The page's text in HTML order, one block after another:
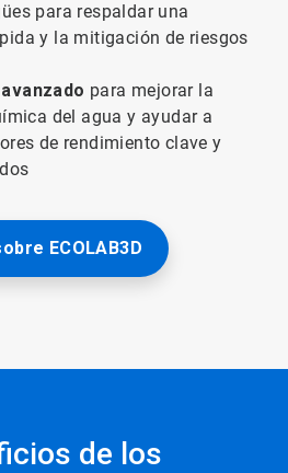
para respaldar una
y la mitigación de riesgos
para mejorar la
del agua y ayudar a
de rendimiento clave y
ECOLAB3D
de los